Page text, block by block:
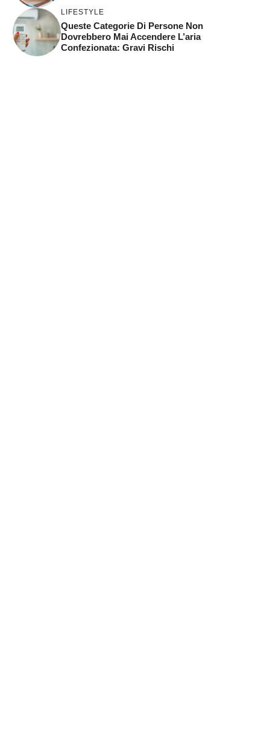
LIFESTYLE
Queste Categorie Di Persone Non
Dovrebbero Mai Accendere L’aria
Confezionata: Gravi Rischi